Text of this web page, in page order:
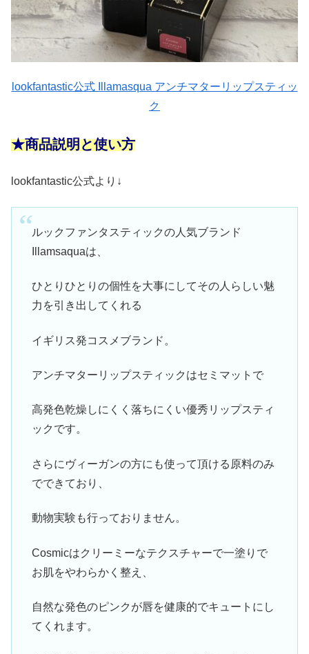
lookfantastic公式 Illamasqua アンチマターリップスティッ
ク
★商品説明と使い方
lookfantastic公式より↓
ルックファンタスティックの人気ブランド
Illamsaquaは、
ひとりひとりの個性を大事にしてその人らしい魅
力を引き出してくれる
イギリス発コスメブランド。
アンチマターリップスティックはセミマットで
高発色乾燥しにくく落ちにくい優秀リップスティ
ックです。
さらにヴィーガンの方にも使って頂ける原料のみ
でできており、
動物実験も行っておりません。
Cosmicはクリーミーなテクスチャーで一塗りで
お肌をやわらかく整え、
自然な発色のピンクが唇を健康的でキュートにし
てくれます。